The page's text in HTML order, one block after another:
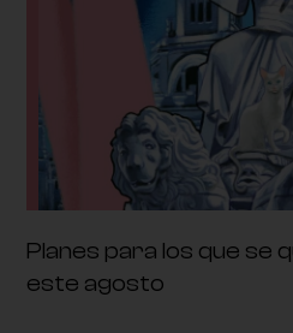
Planes para los que se
este agosto